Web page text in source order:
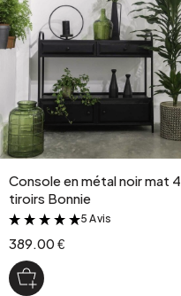
Console en métal noir mat 4
tiroirs Bonnie
&
5 Avis
389.00 €